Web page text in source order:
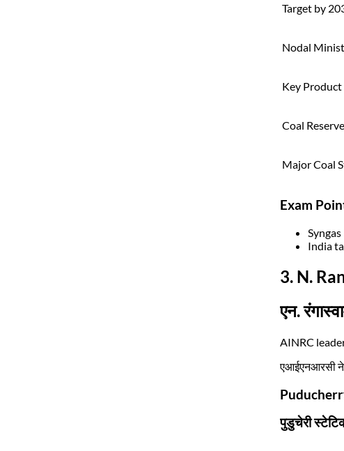
Target by
Nodal
Key Product
Coal
Major Coal
Exam
India
3. N.
एन.
AINRC
एआईएनआरसी
पुडुचेरी